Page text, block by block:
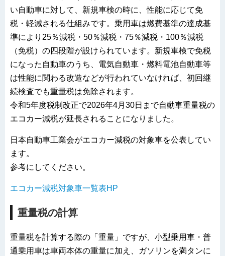
い自動車に対して、新規車検の時に、性能に応じて免
税・軽減される仕組みです。乗用車は燃費基準の達成基
準により25％減税・50％減税・75％減税・100％減税
（免税）の四段階が設けられています。新規車検で免税
になった自動車のうち、電気自動車・燃料電池自動車等
は性能に関わる改造などが行われていなければ、初回継
続検査でも重量税は免除されます。
令和5年度税制改正で2026年4月30日まで自動車重量税の
エコカー減税が延長されることになりました。
日本自動車工業会がエコカー減税の対象車を公表してい
ます。
参考にしてください。
エコカー減税対象車一覧表HP
重量税の計算
重量税を計算する際の「重量」ですが、小型乗用車・普
通乗用車は車両本体の重量に加え、ガソリンを満タンに